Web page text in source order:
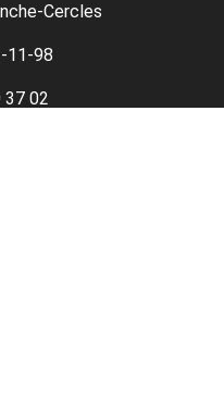
Cercles
11-98
37 02